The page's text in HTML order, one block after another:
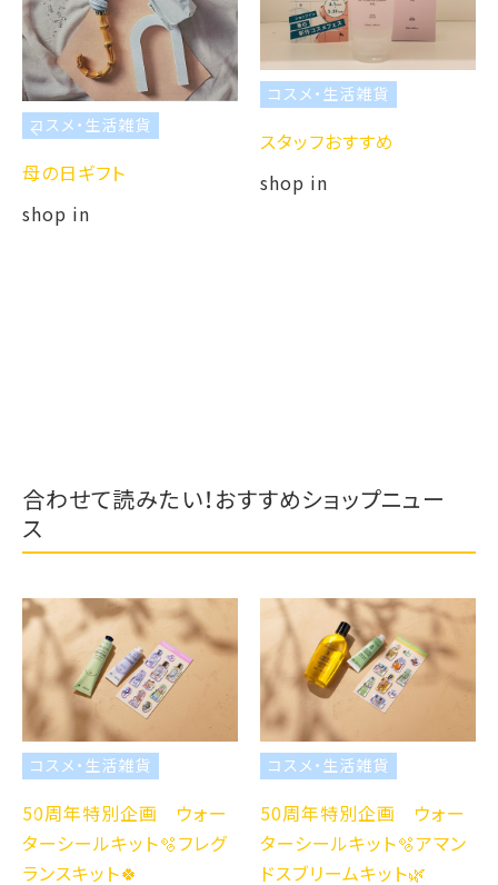
コスメ・生活雑貨
母の日ギフト
shop in
コスメ・生活雑貨
スタッフおすすめ
shop in
合わせて読みたい！おすすめショップニュー
ス
コスメ・生活雑貨
50周年特別企画 ウォー
ターシールキット🫧フレグ
ランスキット🍀
コスメ・生活雑貨
50周年特別企画 ウォー
ターシールキット🫧アマン
ドスブリームキット🌿